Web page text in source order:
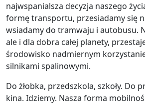
najwspanialsza decyzja naszego
formę transportu, przesiadamy się
wsiadamy do tramwaju i autobusu.
ale i dla dobra całej planety,
środowisko nadmiernym
silnikami spalinowymi.
Do żłobka, przedszkola, szkoły. Do
kina. Idziemy. Nasza forma